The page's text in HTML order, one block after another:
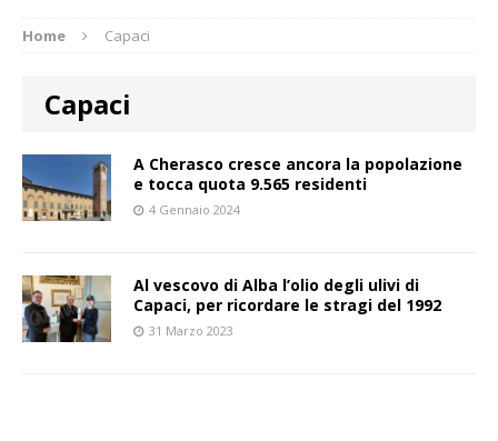
Home Capaci
Capaci
A Cherasco cresce ancora la popolazione
e tocca quota 9.565 residenti
4 Gennaio 2024
Al vescovo di Alba l’olio degli ulivi di
Capaci, per ricordare le stragi del 1992
31 Marzo 2023